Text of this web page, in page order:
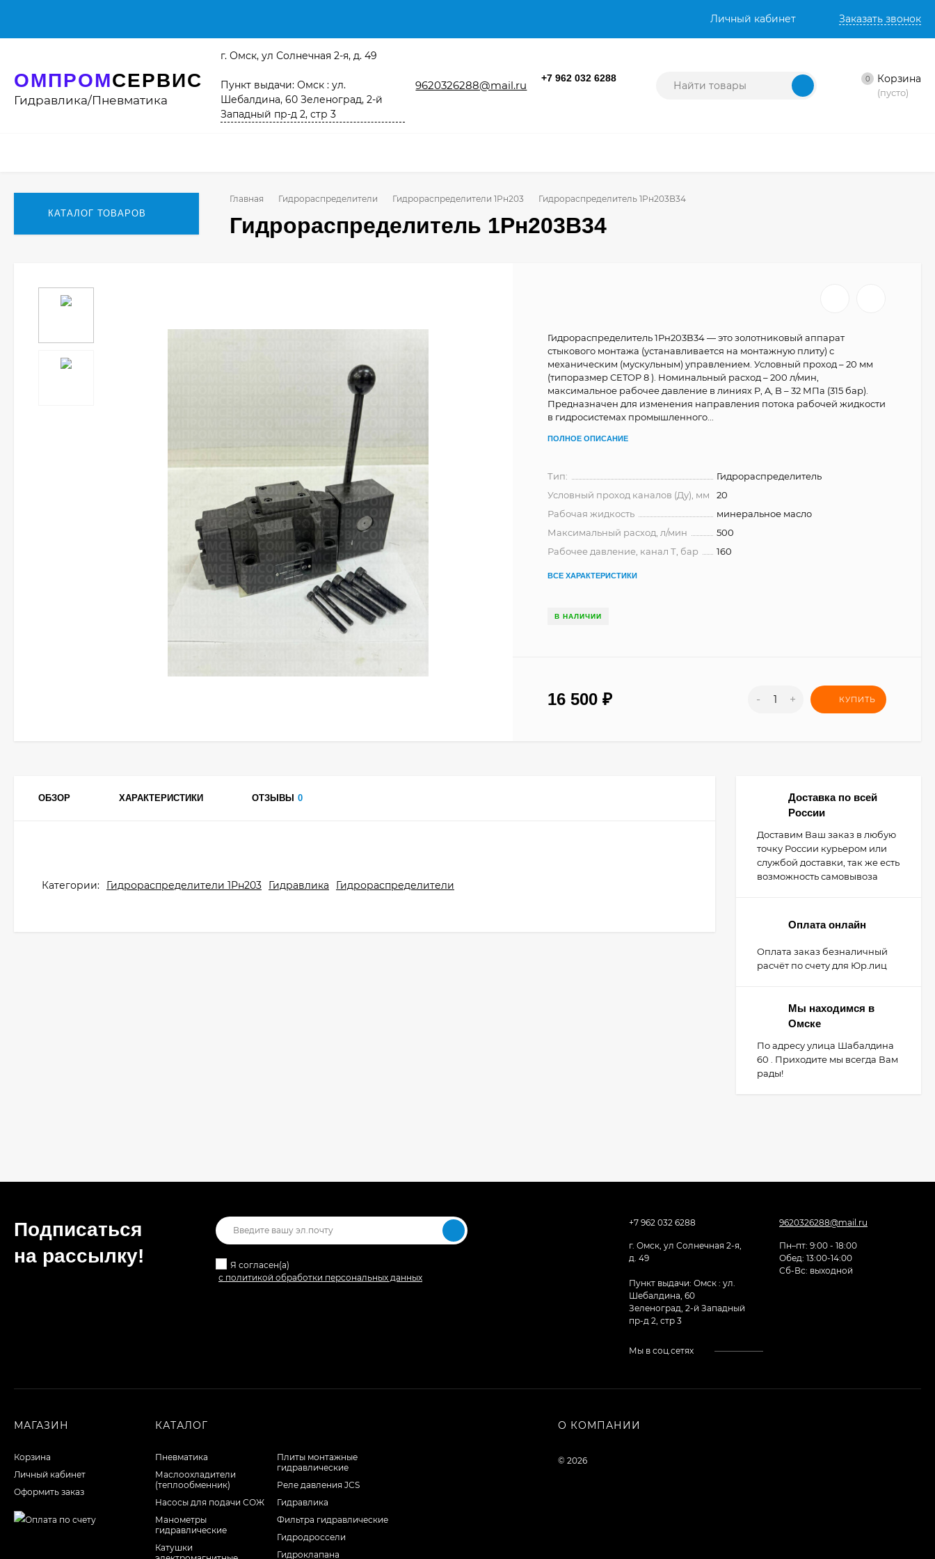
Личный кабинет Заказать звонок
ОМПРОМСЕРВИС
Гидравлика/Пневматика
г. Омск, ул Солнечная 2-я, д. 49
Пункт выдачи: Омск : ул.
Шебалдина, 60 Зеленоград, 2-й
Западный пр-д 2, стр 3
9620326288@mail.ru
+7 962 032 6288 0 Корзина
(пусто)
КАТАЛОГ ТОВАРОВ
Главная Гидрораспределители Гидрораспределители 1Рн203 Гидрораспределитель 1Рн203В34
Гидрораспределитель 1Рн203В34
Гидрораспределитель 1Рн203В34 — это золотниковый аппарат
стыкового монтажа (устанавливается на монтажную плиту) с
механическим (мускульным) управлением. Условный проход – 20 мм
(типоразмер CETOP 8 ). Номинальный расход – 200 л/мин,
максимальное рабочее давление в линиях P, A, B – 32 МПа (315 бар).
Предназначен для изменения направления потока рабочей жидкости
в гидросистемах промышленного...
ПОЛНОЕ ОПИСАНИЕ
Тип:
Гидрораспределитель
Условный проход каналов (Ду), мм
20
Рабочая жидкость
минеральное масло
Максимальный расход, л/мин
500
Рабочее давление, канал Т, бар
160
ВСЕ ХАРАКТЕРИСТИКИ
В НАЛИЧИИ
16 500₽ - + КУПИТЬ
ОБЗОР ХАРАКТЕРИСТИКИ ОТЗЫВЫ 0
Категории: Гидрораспределители 1Рн203 Гидравлика Гидрораспределители
Доставка по всей
России
Доставим Ваш заказ в любую
точку России курьером или
службой доставки, так же есть
возможность самовывоза
Оплата онлайн
Оплата заказ безналичный
расчёт по счету для Юр.лиц
Мы находимся в
Омске
По адресу улица Шабалдина
60 . Приходите мы всегда Вам
рады!
Подписаться
на рассылкy!
Я согласен(a)
с политикой обработки персональных данных
+7 962 032 6288
г. Омск, ул Солнечная 2-я,
д. 49
Пункт выдачи: Омск : ул.
Шебалдина, 60
Зеленоград, 2-й Западный
пр-д 2, стр 3
9620326288@mail.ru
Пн–пт: 9:00 - 18:00
Обед: 13:00-14:00
Cб-Вс: выходной
Мы в соц.сетях
МАГАЗИН
Корзина
Личный кабинет
Оформить заказ
КАТАЛОГ
Пневматика
Маслоохладители
(теплообменник)
Насосы для подачи СОЖ
Манометры
гидравлические
Катушки
Плиты монтажные
гидравлические
Реле давления JCS
Гидравлика
Фильтра гидравлические
Гидродроссели
Гидроклапана
О КОМПАНИИ
© 2026